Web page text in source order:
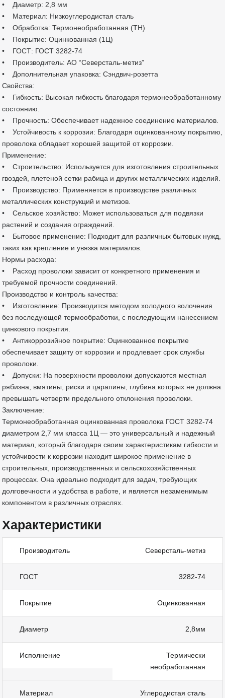
• Диаметр: 2,8 мм
• Материал: Низкоуглеродистая сталь
• Обработка: Термонеобработанная (ТН)
• Покрытие: Оцинкованная (1Ц)
• ГОСТ: ГОСТ 3282-74
• Производитель: АО “Северсталь-метиз”
• Дополнительная упаковка: Сэндвич-розетта
Свойства:
• Гибкость: Высокая гибкость благодаря термонеобработанному
состоянию.
• Прочность: Обеспечивает надежное соединение материалов.
• Устойчивость к коррозии: Благодаря оцинкованному покрытию,
проволока обладает хорошей защитой от коррозии.
Применение:
• Строительство: Используется для изготовления строительных
гвоздей, плетеной сетки рабица и других металлических изделий.
• Производство: Применяется в производстве различных
металлических конструкций и метизов.
• Сельское хозяйство: Может использоваться для подвязки
растений и создания ограждений.
• Бытовое применение: Подходит для различных бытовых нужд,
таких как крепление и увязка материалов.
Нормы расхода:
• Расход проволоки зависит от конкретного применения и
требуемой прочности соединений.
Производство и контроль качества:
• Изготовление: Производится методом холодного волочения
без последующей термообработки, с последующим нанесением
цинкового покрытия.
• Антикоррозийное покрытие: Оцинкованное покрытие
обеспечивает защиту от коррозии и продлевает срок службы
проволоки.
• Допуски: На поверхности проволоки допускаются местная
рябизна, вмятины, риски и царапины, глубина которых не должна
превышать четверти предельного отклонения проволоки.
Заключение:
Термонеобработанная оцинкованная проволока ГОСТ 3282-74
диаметром 2,7 мм класса 1Ц — это универсальный и надежный
материал, который благодаря своим характеристикам гибкости и
устойчивости к коррозии находит широкое применение в
строительных, производственных и сельскохозяйственных
процессах. Она идеально подходит для задач, требующих
долговечности и удобства в работе, и является незаменимым
компонентом в различных отраслях.
Характеристики
Производитель Северсталь-метиз
ГОСТ 3282-74
Покрытие Оцинкованная
Диаметр 2,8мм
Исполнение
Термически
необработанная
Материал Углеродистая сталь